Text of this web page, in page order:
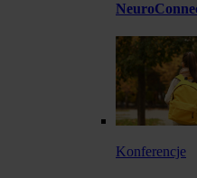
Konferencje